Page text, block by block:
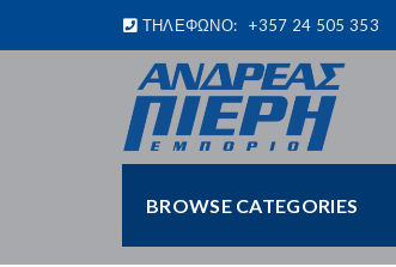
ΤΗΛΕΦΩΝΟ: +357 24 505 353
BROWSE CATEGORIES